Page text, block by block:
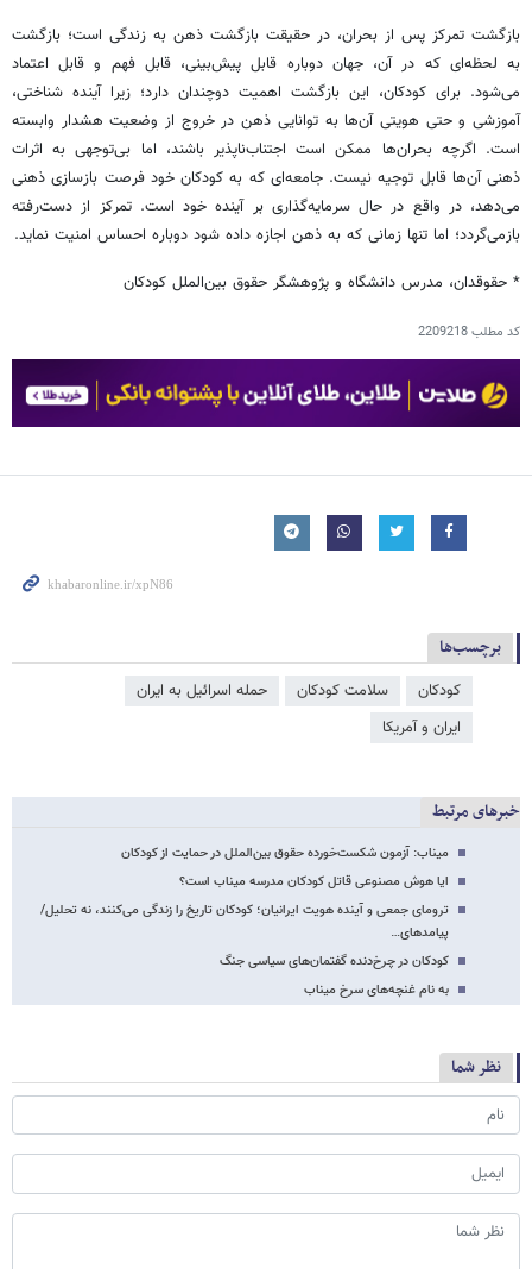
بازگشت تمرکز پس از بحران، در حقیقت بازگشت ذهن به زندگی است؛ بازگشت
به لحظه‌ای که در آن، جهان دوباره قابل پیش‌بینی، قابل فهم و قابل اعتماد
می‌شود. برای کودکان، این بازگشت اهمیت دوچندان دارد؛ زیرا آینده شناختی،
آموزشی و حتی هویتی آن‌ها به توانایی ذهن در خروج از وضعیت هشدار وابسته
است. اگرچه بحران‌ها ممکن است اجتناب‌ناپذیر باشند، اما بی‌توجهی به اثرات
ذهنی آن‌ها قابل توجیه نیست. جامعه‌ای که به کودکان خود فرصت بازسازی ذهنی
می‌دهد، در واقع در حال سرمایه‌گذاری بر آینده خود است. تمرکز از دست‌رفته
بازمی‌گردد؛ اما تنها زمانی که به ذهن اجازه داده شود دوباره احساس امنیت نماید.
* حقوقدان، مدرس دانشگاه و پژوهشگر حقوق بین‌الملل کودکان
کد مطلب2209218
برچسب‌ها
کودکان سلامت کودکان
حمله اسرائیل به ایران
ایران و آمریکا
خبرهای مرتبط
میناب: آزمون شکست‌خورده حقوق بین‌الملل در حمایت از کودکان
ایا هوش مصنوعی قاتل کودکان مدرسه میناب است؟
ترومای جمعی و آینده هویت ایرانیان؛ کودکان تاریخ را زندگی می‌کنند، نه تحلیل/
پیامدهای…
کودکان در چرخ‌دنده گفتمان‌های سیاسی جنگ
به نام غنچه‌های سرخ میناب
نظر شما